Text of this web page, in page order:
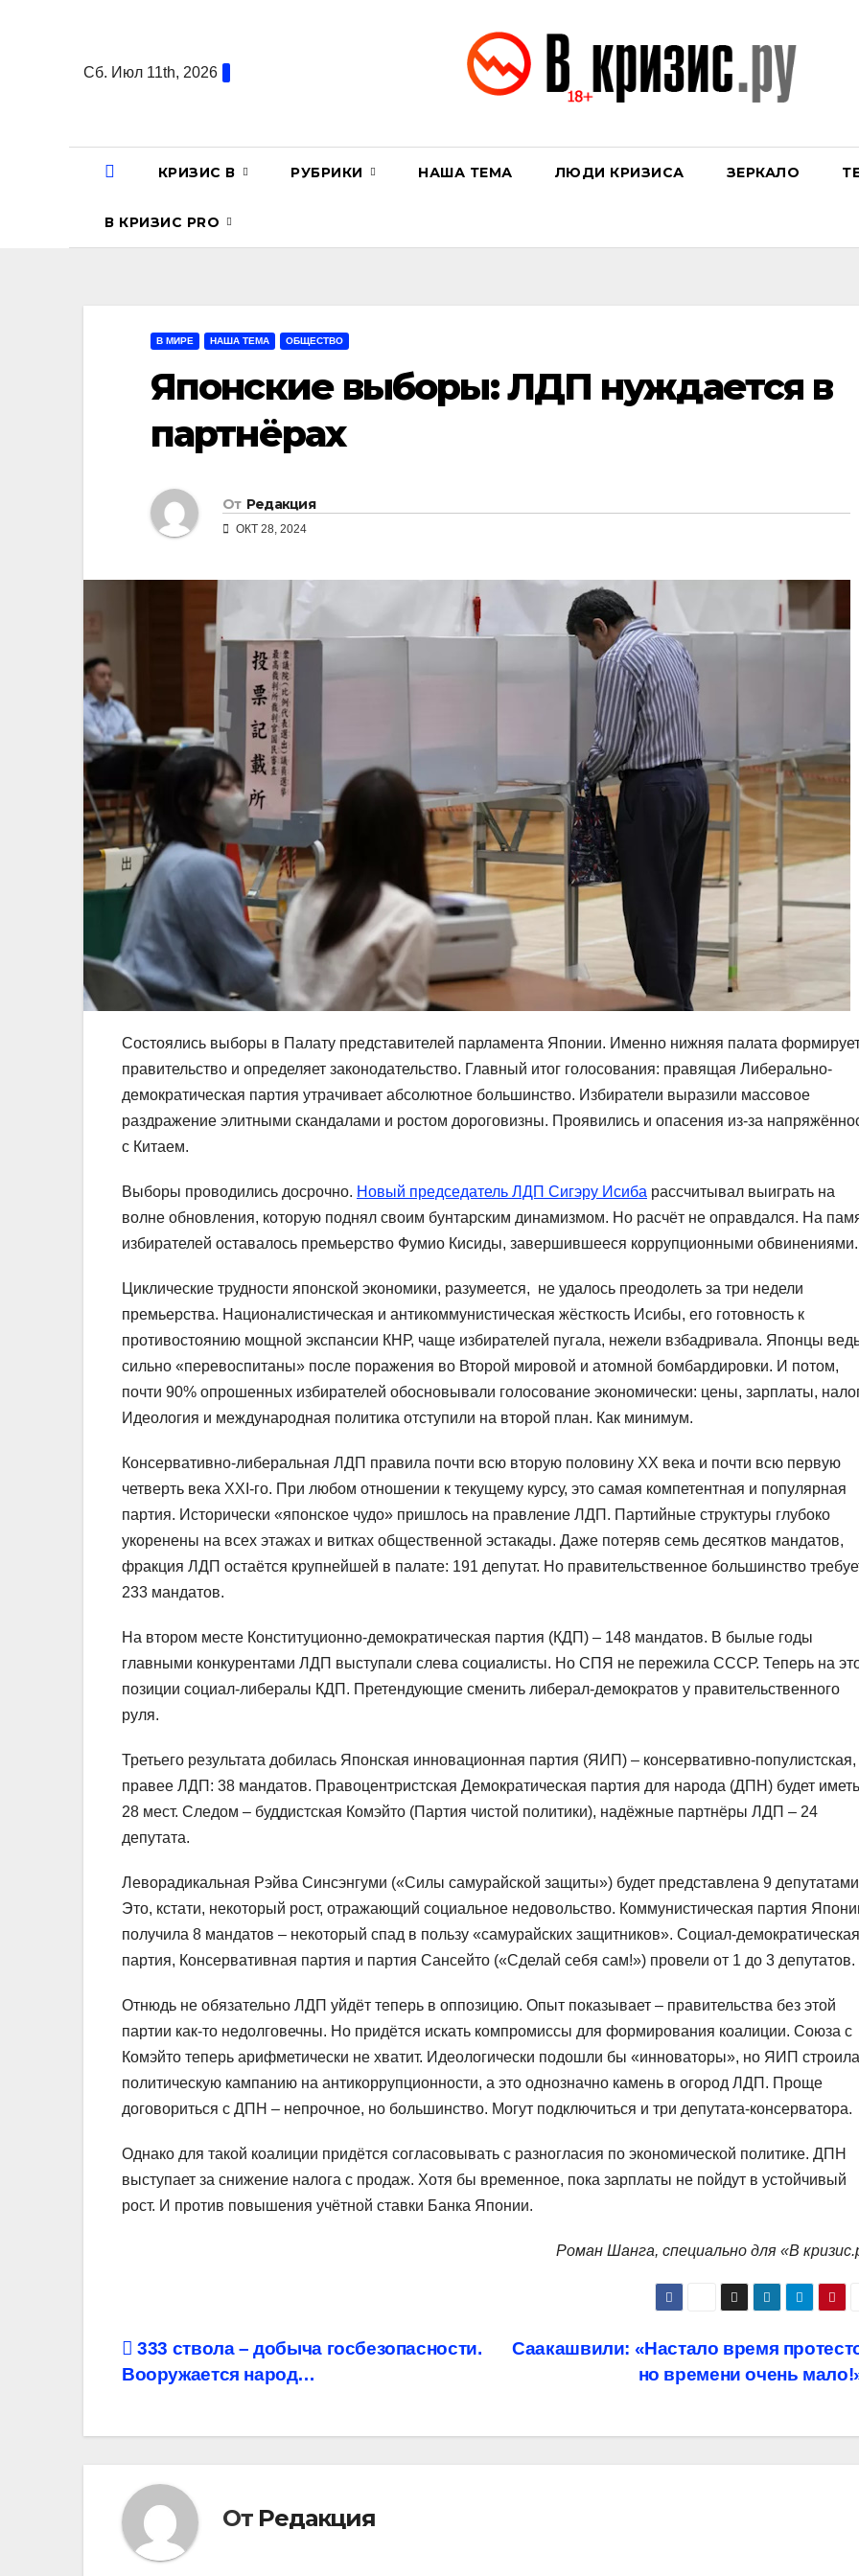
содержаниюСб. Июл 11th, 2026
КРИЗИС В РУБРИКИ НАША ТЕМА ЛЮДИ КРИЗИСА ЗЕРКАЛО
В КРИЗИС PRO
В МИРЕ НАША ТЕМА ОБЩЕСТВО
Японские выборы: ЛДП нуждается в
партнёрах
От Редакция
ОКТ 28, 2024
Состоялись выборы в Палату представителей парламента Японии. Именно нижняя палата
правительство и определяет законодательство. Главный итог голосования: правящая Либерально-
демократическая партия утрачивает абсолютное большинство. Избиратели выразили массовое
раздражение элитными скандалами и ростом дороговизны. Проявились и опасения из-за
с Китаем.
Выборы проводились досрочно. Новый председатель ЛДП Сигэру Исиба рассчитывал выиграть на
волне обновления, которую поднял своим бунтарским динамизмом. Но расчёт не оправдался. На
избирателей оставалось премьерство Фумио Кисиды, завершившееся коррупционными обвинениями.
Циклические трудности японской экономики, разумеется, не удалось преодолеть за три недели
премьерства. Националистическая и антикоммунистическая жёсткость Исибы, его готовность к
противостоянию мощной экспансии КНР, чаще избирателей пугала, нежели взбадривала. Японцы
сильно «перевоспитаны» после поражения во Второй мировой и атомной бомбардировки. И потом,
почти 90% опрошенных избирателей обосновывали голосование экономически: цены, зарплаты,
Идеология и международная политика отступили на второй план. Как минимум.
Консервативно-либеральная ЛДП правила почти всю вторую половину XX века и почти всю первую
четверть века XXI-го. При любом отношении к текущему курсу, это самая компетентная и популярная
партия. Исторически «японское чудо» пришлось на правление ЛДП. Партийные структуры глубоко
укоренены на всех этажах и витках общественной эстакады. Даже потеряв семь десятков мандатов,
фракция ЛДП остаётся крупнейшей в палате: 191 депутат. Но правительственное большинство
233 мандатов.
На втором месте Конституционно-демократическая партия (КДП) – 148 мандатов. В былые годы
главными конкурентами ЛДП выступали слева социалисты. Но СПЯ не пережила СССР. Теперь на
позиции социал-либералы КДП. Претендующие сменить либерал-демократов у правительственного
руля.
Третьего результата добилась Японская инновационная партия (ЯИП) – консервативно-популистская,
правее ЛДП: 38 мандатов. Правоцентристская Демократическая партия для народа (ДПН) будет иметь
28 мест. Следом – буддистская Комэйто (Партия чистой политики), надёжные партнёры ЛДП – 24
депутата.
Леворадикальная Рэйва Синсэнгуми («Силы самурайской защиты») будет представлена 9
Это, кстати, некоторый рост, отражающий социальное недовольство. Коммунистическая партия
получила 8 мандатов – некоторый спад в пользу «самурайских защитников». Социал-демократическая
партия, Консервативная партия и партия Сансейто («Сделай себя сам!») провели от 1 до 3 депутатов.
Отнюдь не обязательно ЛДП уйдёт теперь в оппозицию. Опыт показывает – правительства без этой
партии как-то недолговечны. Но придётся искать компромиссы для формирования коалиции. Союза с
Комэйто теперь арифметически не хватит. Идеологически подошли бы «инноваторы», но ЯИП строила
политическую кампанию на антикоррупционности, а это однозначно камень в огород ЛДП. Проще
договориться с ДПН – непрочное, но большинство. Могут подключиться и три депутата-консерватора.
Однако для такой коалиции придётся согласовывать с разногласия по экономической политике. ДПН
выступает за снижение налога с продаж. Хотя бы временное, пока зарплаты не пойдут в устойчивый
рост. И против повышения учётной ставки Банка Японии.
Роман Шанга, специально для «В
Навигация
записям
Саакашвили: «Настало время
но времени очень
333 ствола – добыча госбезопасности.
Вооружается народ…
От Редакция